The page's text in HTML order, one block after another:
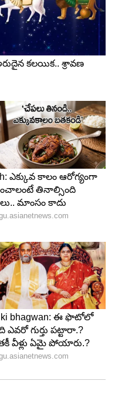
మాట్లాడుతూ.. "వినేష్
విమానాశ్రయానికి చాలా
ఆమెకు స్వాగతం
వినేష్‌ని
వారు ఉత్సాహంగా